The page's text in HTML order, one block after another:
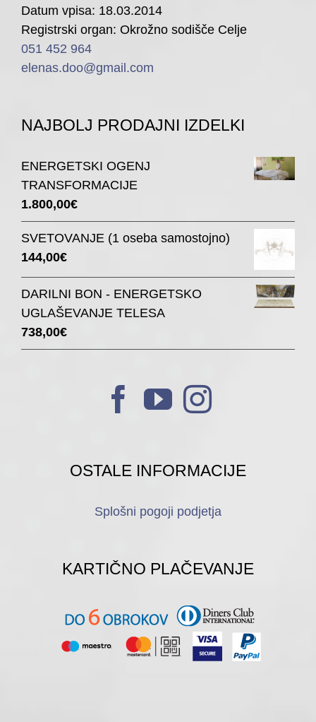
Datum vpisa: 18.03.2014
Registrski organ: Okrožno sodišče Celje
051 452 964
elenas.doo@gmail.com
NAJBOLJ PRODAJNI IZDELKI
ENERGETSKI OGENJ
TRANSFORMACIJE
1.800,00€
SVETOVANJE (1 oseba samostojno)
144,00€
DARILNI BON - ENERGETSKO
UGLAŠEVANJE TELESA
738,00€
OSTALE INFORMACIJE
Splošni pogoji podjetja
KARTIČNO PLAČEVANJE